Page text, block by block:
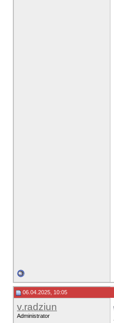
06.04.2025, 10:05
v.radziun
Administrator